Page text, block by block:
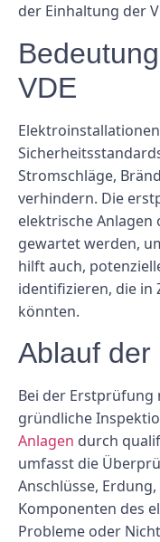
der Einhaltung der
VDE
Stromschläge,
verhindern. Die
elektrische
gewartet werden,
hilft auch,
identifizieren, die in
könnten.
Ablauf der
Bei der Erstprüfung
gründliche
Anlagen durch
umfasst die
Anschlüsse,
Komponenten des
Probleme oder